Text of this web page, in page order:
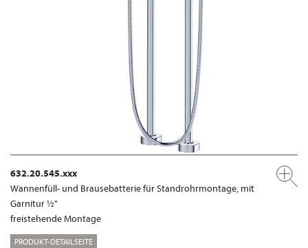
632.20.545.xxx
Wannenfüll- und Brausebatterie für Standrohrmontage, mit
Garnitur ½"
freistehende Montage
PRODUKT-DETAILSEITE